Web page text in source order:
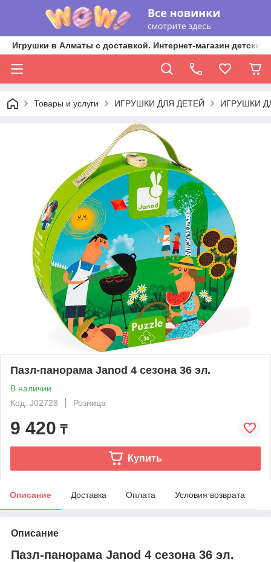
Игрушки в Алматы с доставкой. Интернет-магазин
Товары и услуги ИГРУШКИ ДЛЯ ДЕТЕЙ ИГРУШКИ
Пазл-панорама Janod 4 сезона 36 эл.
В наличии
Код: J02728
Розница
9 420 ₸
Купить
Описание Доставка Оплата Условия возврата
Описание
Пазл-панорама Janod 4 сезона 36 эл.